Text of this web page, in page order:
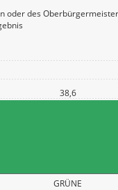
GRÜNE
38,6
oder des